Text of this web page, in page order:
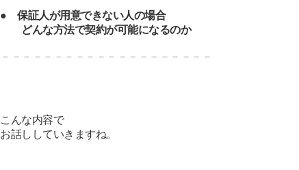
●保証人が用意できない人の場合
どんな方法で契約が可能になるのか
－－－－－－－－－－－－－ －－－－－－－
こんな内容で
お話ししていきますね。